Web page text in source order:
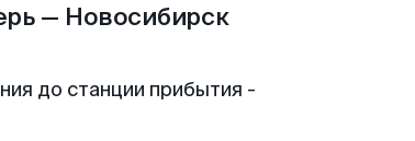
— Новосибирск
до станции прибытия -